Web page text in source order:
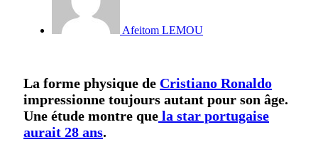
Afeitom LEMOU
La forme physique de Cristiano Ronaldo
impressionne toujours autant pour son âge.
Une étude montre que la star portugaise
aurait 28 ans.